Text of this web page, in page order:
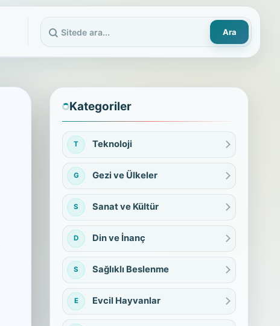
Sitede ara
Ara
Kategoriler
T Teknoloji
G Gezi ve Ülkeler
S Sanat ve Kültür
D Din ve İnanç
S Sağlıklı Beslenme
E Evcil Hayvanlar